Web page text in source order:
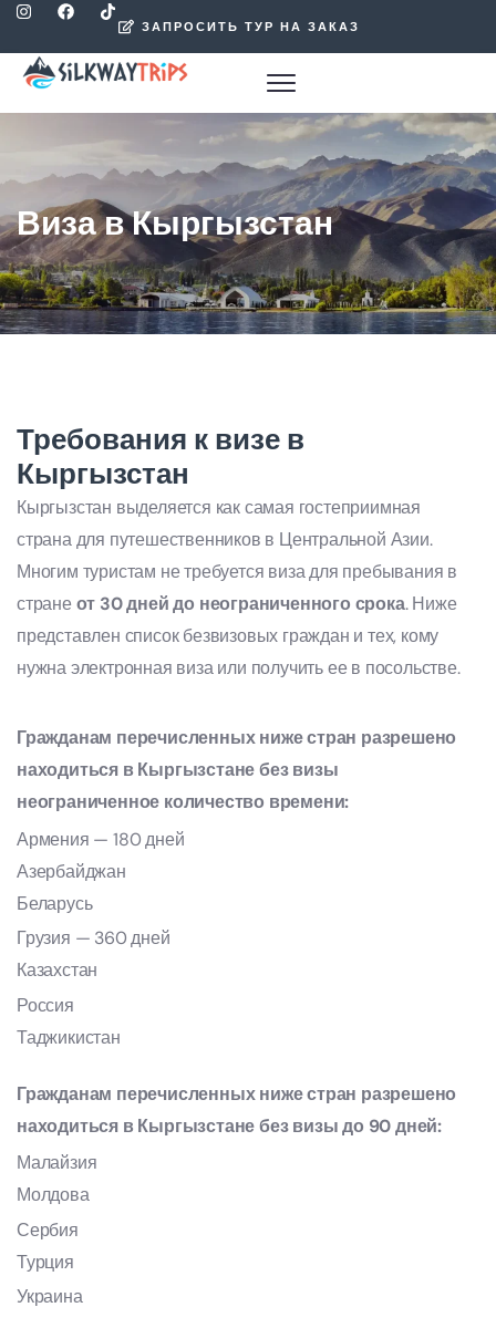
ЗАПРОСИТЬ ТУР НА ЗАКАЗ
Виза в Кыргызстан
Требования к визе в
Кыргызстан
Кыргызстан выделяется как самая гостеприимная
страна для путешественников в Центральной Азии.
Многим туристам не требуется виза для пребывания в
стране от 30 дней до неограниченного срока. Ниже
представлен список безвизовых граждан и тех, кому
нужна электронная виза или получить ее в посольстве.
Гражданам перечисленных ниже стран разрешено
находиться в Кыргызстане без визы
неограниченное количество времени:
Армения — 180 дней
Азербайджан
Беларусь
Грузия — 360 дней
Казахстан
Россия
Таджикистан
Гражданам перечисленных ниже стран разрешено
находиться в Кыргызстане без визы до 90 дней:
Малайзия
Молдова
Сербия
Турция
Украина